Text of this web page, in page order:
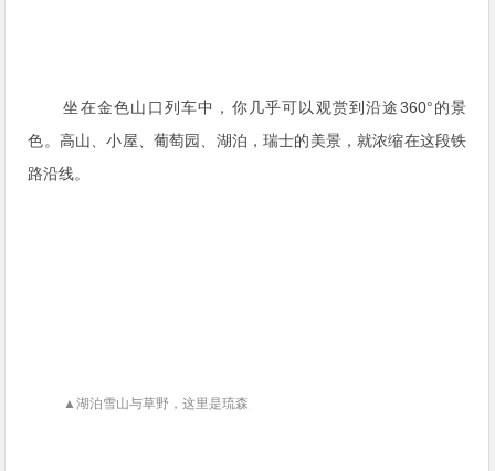
坐在金色山口列车中，你几乎可以观赏到沿途360°的景
色。高山、小屋、葡萄园、湖泊，瑞士的美景，就浓缩在这段铁
路沿线。
▲湖泊雪山与草野，这里是琉森